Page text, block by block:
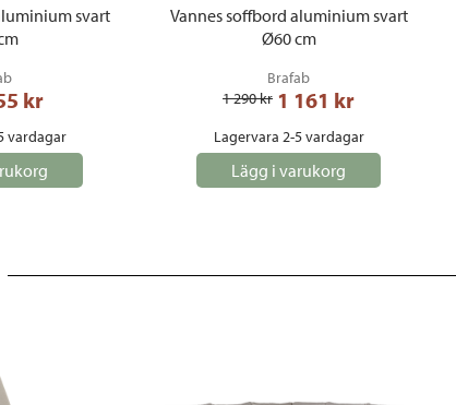
svart
kr
vardagar
Vannes soffbord aluminium svart
Ø60 cm
Brafab
1 290 kr 1 161 kr
Lagervara 2-5 vardagar
Lägg i varukorg